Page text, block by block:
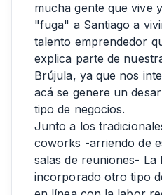
mucha gente que vive
"fuga" a Santiago a
talento emprendedor
explica parte de
Brújula, ya que nos
acá se genere un
tipo de negocios.
Junto a los
coworks -arriendo de
salas de reuniones- La
incorporado otro tipo